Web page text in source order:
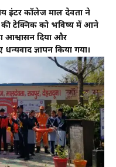
इंटर कॉलेज माल देवता ने
की टेक्निक को भविष्य में आने
आश्वासन दिया और
ज्ञापन किया गया।